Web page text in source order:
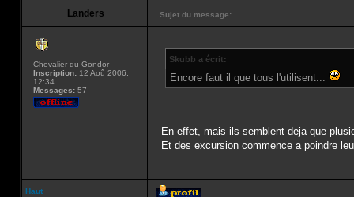
Landers Sujet du message:
Chevalier du Gondor
Inscription: 12 Aoû 2006,
12:34
Messages: 57
Skubb a écrit:
Encore faut il que tous l'utilisent...
En effet, mais ils semblent deja que
Et des excursion commence a poindre
Haut